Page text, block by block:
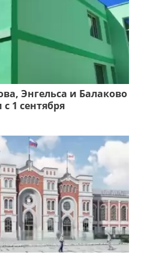
Энгельса и Балаково
1 сентября